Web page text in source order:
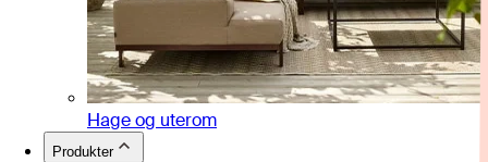
Hage og uterom
Produkter